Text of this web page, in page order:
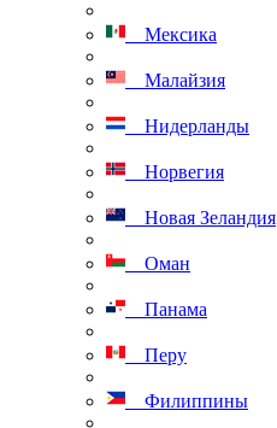
Мексика
Малайзия
Нидерланды
Норвегия
Новая Зеландия
Оман
Панама
Перу
Филиппины